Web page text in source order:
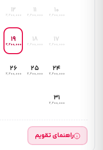
۱۰
۲٬۲۰۰٬۰۰۰
۱۱
۲٬۲۰۰٬۰۰۰
۱۲
۲٬۲۰۰٬۰۰۰
۱۷
۲٬۲۰۰٬۰۰۰
۱۸
۲٬۲۰۰٬۰۰۰
۱۹
۲٬۲۰۰٬۰۰۰
۲۴
۲٬۲۰۰٬۰۰۰
۲۵
۲٬۲۰۰٬۰۰۰
۲۶
۲٬۲۰۰٬۰۰۰
۳۱
۲٬۲۰۰٬۰۰۰
راهنمای تقویم